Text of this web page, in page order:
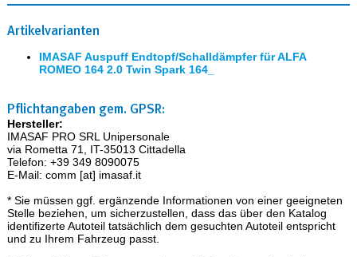
Artikelvarianten
IMASAF Auspuff Endtopf/Schalldämpfer für ALFA
ROMEO 164 2.0 Twin Spark 164_
Pflichtangaben gem. GPSR:
Hersteller:
IMASAF PRO SRL Unipersonale
via Rometta 71, IT-35013 Cittadella
Telefon: +39 349 8090075
E-Mail: comm [at] imasaf.it
* Sie müssen ggf. ergänzende Informationen von einer geeigneten
Stelle beziehen, um sicherzustellen, dass das über den Katalog
identifizerte Autoteil tatsächlich dem gesuchten Autoteil entspricht
und zu Ihrem Fahrzeug passt.